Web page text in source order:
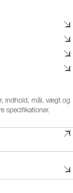
indhold, mål, vægt og
specifikationer.